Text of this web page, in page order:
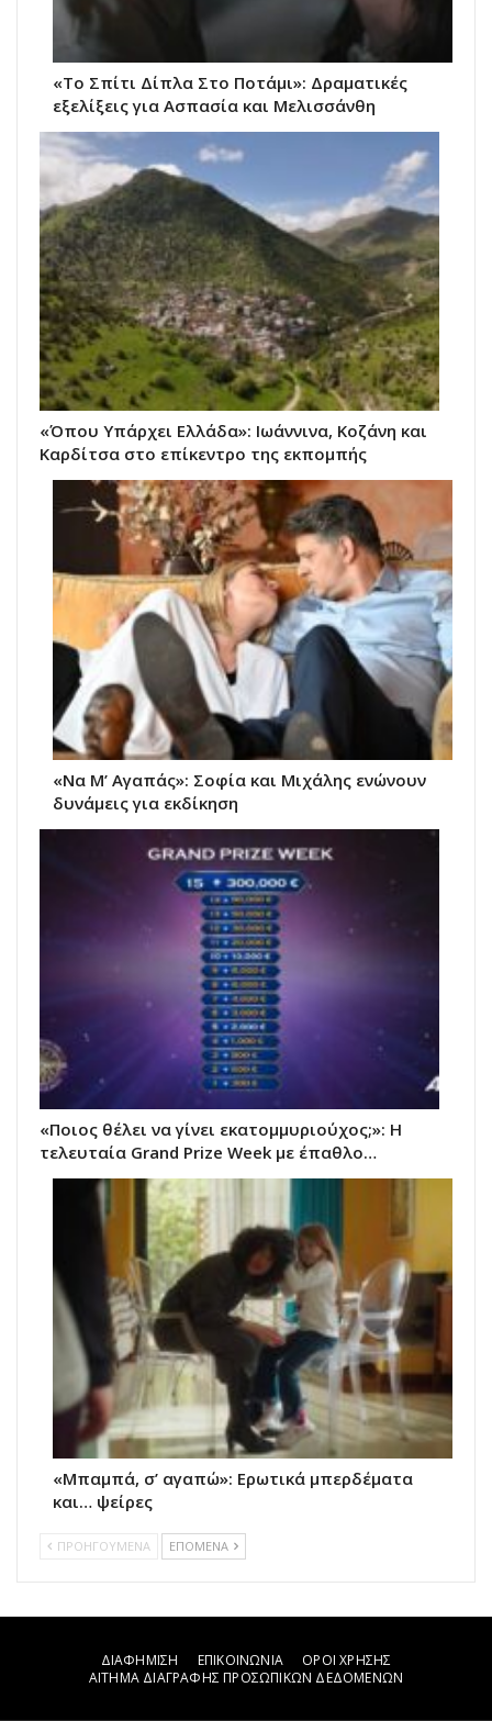
«Το Σπίτι Δίπλα Στο Ποτάμι»: Δραματικές
εξελίξεις για Ασπασία και Μελισσάνθη
«Όπου Υπάρχει Ελλάδα»: Ιωάννινα, Κοζάνη και
Καρδίτσα στο επίκεντρο της εκπομπής
«Να Μ’ Αγαπάς»: Σοφία και Μιχάλης ενώνουν
δυνάμεις για εκδίκηση
«Ποιος θέλει να γίνει εκατομμυριούχος;»: Η
τελευταία Grand Prize Week με έπαθλο…
«Μπαμπά, σ’ αγαπώ»: Ερωτικά μπερδέματα
και… ψείρες
ΠΡΟΗΓΟΥΜΕΝΑ ΕΠΟΜΕΝΑ
ΔΙΑΦΗΜΙΣΗ ΕΠΙΚΟΙΝΩΝΙΑ
ΟΡΟΙ ΧΡΗΣΗΣ
ΑΙΤΗΜΑ ΔΙΑΓΡΑΦΗΣ ΠΡΟΣΩΠΙΚΩΝ ΔΕΔΟΜΕΝΩΝ